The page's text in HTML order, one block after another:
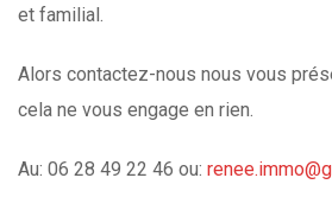
et familial.
Alors contactez-nous nous vous
cela ne vous engage en rien.
Au: 06 28 49 22 46 ou: